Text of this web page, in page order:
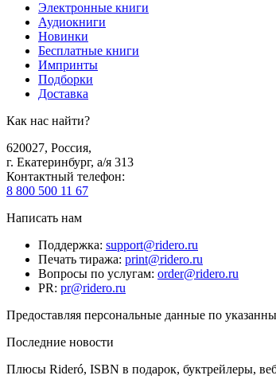
Электронные книги
Аудиокниги
Новинки
Бесплатные книги
Импринты
Подборки
Доставка
Как нас найти?
620027, Россия,
г. Екатеринбург, а/я 313
Контактный телефон:
8 800 500 11 67
Написать нам
Поддержка: support@ridero.ru
Печать тиража: print@ridero.ru
Вопросы по услугам: order@ridero.ru
PR: pr@ridero.ru
Предоставляя персональные данные по
Последние новости
Плюсы Rideró, ISBN в подарок, буктрейлеры,